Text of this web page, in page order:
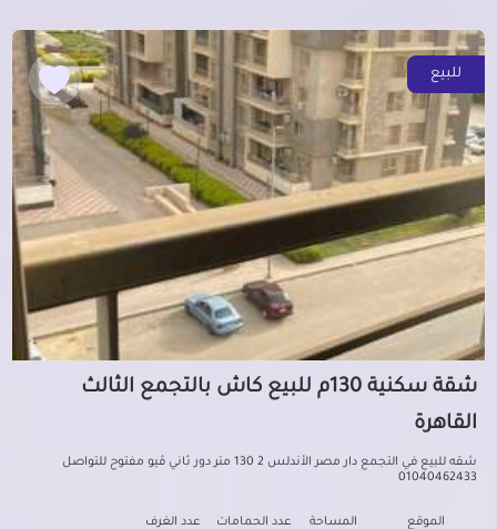
للبيع
شقة سكنية 130م للبيع كاش بالتجمع الثالث
القاهرة
شقه للبيع في التجمع دار مصر الأندلس 2 130 متر دور ثاني ڤيو مفتوح للتواصل
01040462433
الموقع المساحة عدد الحمامات عدد الغرف